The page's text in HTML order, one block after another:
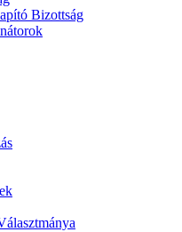
Bizottság